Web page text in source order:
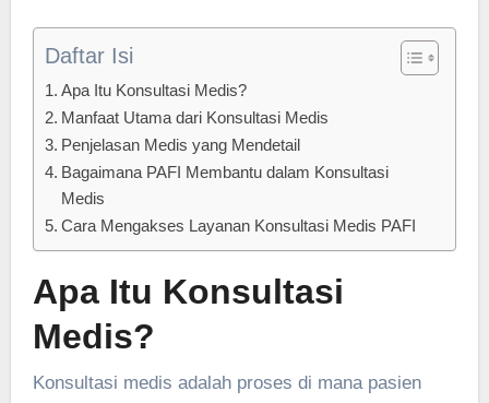
Daftar Isi
Apa Itu Konsultasi Medis?
Manfaat Utama dari Konsultasi Medis
Penjelasan Medis yang Mendetail
Bagaimana PAFI Membantu dalam Konsultasi
Medis
Cara Mengakses Layanan Konsultasi Medis PAFI
Apa Itu Konsultasi
Medis?
Konsultasi medis adalah proses di mana pasien